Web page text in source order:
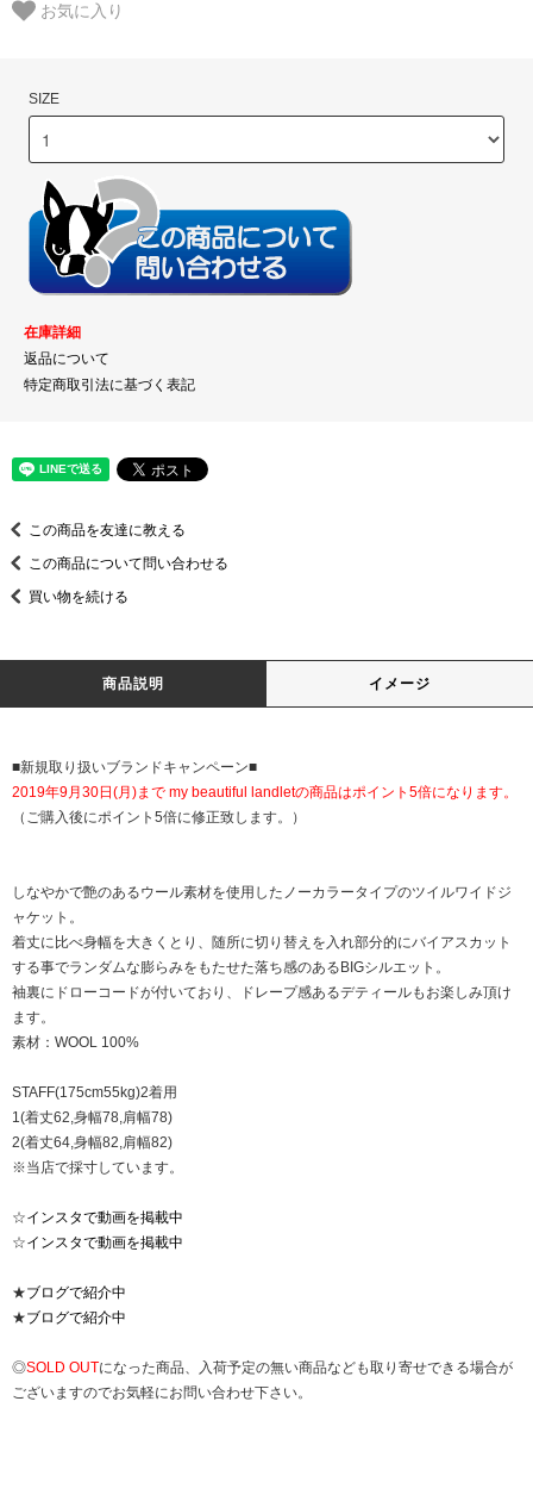
お気に入り
SIZE
在庫詳細
返品について
特定商取引法に基づく表記
この商品を友達に教える
この商品について問い合わせる
買い物を続ける
商品説明 イメージ
■新規取り扱いブランドキャンペーン■
2019年9月30日(月)まで my beautiful landletの商品はポイント5倍になります。
（ご購入後にポイント5倍に修正致します。）
しなやかで艶のあるウール素材を使用したノーカラータイプのツイルワイドジ
ャケット。
着丈に比べ身幅を大きくとり、随所に切り替えを入れ部分的にバイアスカット
する事でランダムな膨らみをもたせた落ち感のあるBIGシルエット。
袖裏にドローコードが付いており、ドレープ感あるデティールもお楽しみ頂け
ます。
素材：WOOL 100%
STAFF(175cm55kg)2着用
1(着丈62,身幅78,肩幅78)
2(着丈64,身幅82,肩幅82)
※当店で採寸しています。
☆インスタで動画を掲載中
☆インスタで動画を掲載中
★ブログで紹介中
★ブログで紹介中
◎SOLD OUTになった商品、入荷予定の無い商品なども取り寄せできる場合が
ございますのでお気軽にお問い合わせ下さい。